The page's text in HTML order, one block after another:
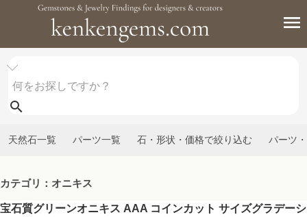
天然石一覧 パーツ一覧 石・形状・価格で絞り込む パーツ
カテゴリ：オニキス
宝石質グリーンオニキス AAA コインカット サイズグラデーシ